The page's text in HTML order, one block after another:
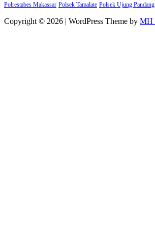
Polrestabes Makassar Polsek Tamalate Polsek Ujung Pandang
Copyright © 2026 | WordPress Theme by MH